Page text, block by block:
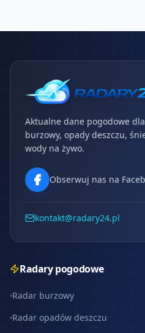
Aktualne dane pogodowe
burzowy, opady deszczu,
wody na żywo.
Obserwuj nas na
kontakt@radary24.pl
Radary pogodowe
Radar burzowy
Radar opadów deszczu